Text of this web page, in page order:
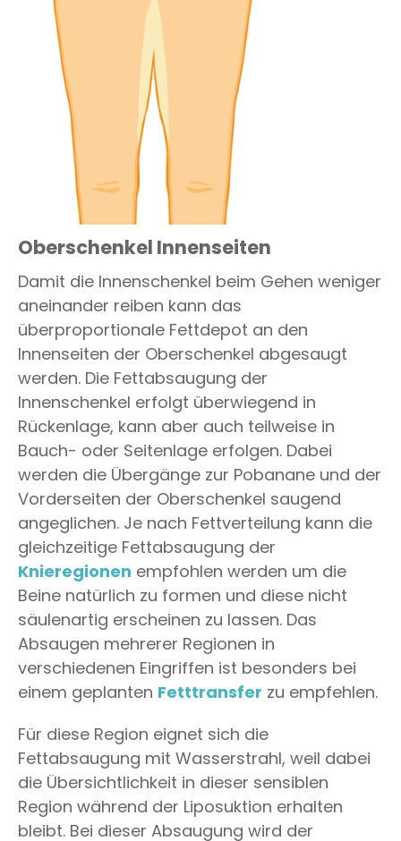
Oberschenkel Innenseiten
Damit die Innenschenkel beim Gehen weniger
aneinander reiben kann das
überproportionale Fettdepot an den
Innenseiten der Oberschenkel abgesaugt
werden. Die Fettabsaugung der
Innenschenkel erfolgt überwiegend in
Rückenlage, kann aber auch teilweise in
Bauch- oder Seitenlage erfolgen. Dabei
werden die Übergänge zur Pobanane und der
Vorderseiten der Oberschenkel saugend
angeglichen. Je nach Fettverteilung kann die
gleichzeitige Fettabsaugung der
Knieregionen empfohlen werden um die
Beine natürlich zu formen und diese nicht
säulenartig erscheinen zu lassen. Das
Absaugen mehrerer Regionen in
verschiedenen Eingriffen ist besonders bei
einem geplanten Fetttransfer zu empfehlen.
Für diese Region eignet sich die
Fettabsaugung mit Wasserstrahl, weil dabei
die Übersichtlichkeit in dieser sensiblen
Region während der Liposuktion erhalten
bleibt. Bei dieser Absaugung wird der